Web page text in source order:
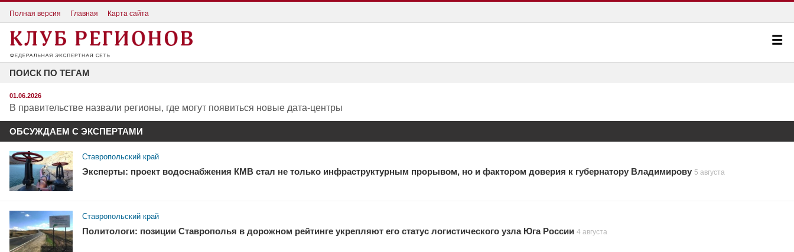
Полная версия Главная Карта сайта
ПОИСК ПО ТЕГАМ
01.06.2026
В правительстве назвали регионы, где могут появиться новые дата-центры
ОБСУЖДАЕМ С ЭКСПЕРТАМИ
Ставропольский край
Эксперты: проект водоснабжения КМВ стал не только инфраструктурным прорывом, но и фактором доверия к губернатору Владимирову 5 августа
Ставропольский край
Политологи: позиции Ставрополья в дорожном рейтинге укрепляют его статус логистического узла Юга России 4 августа